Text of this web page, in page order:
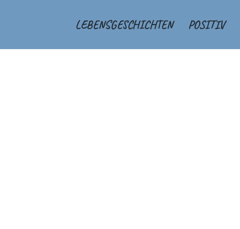
LEBENSGESCHICHTEN POSITIV